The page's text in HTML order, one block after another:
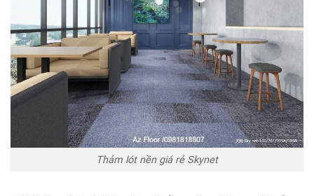
Thảm lót nền giá rẻ Skynet